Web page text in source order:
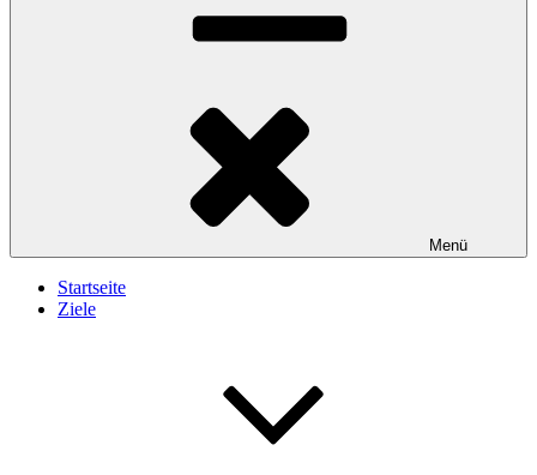
Menü
Startseite
Ziele